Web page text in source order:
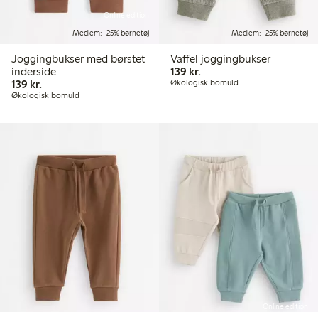
Online edition
Medlem: -25% børnetøj
Joggingbukser med børstet
inderside
139 kr.
Økologisk bomuld
Medlem: -25% børnetøj
Vaffel joggingbukser
139 kr.139,00 kr.
Økologisk bomuld
Online edition